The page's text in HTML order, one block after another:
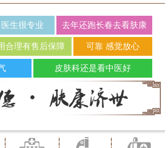
医生很专业 去年还跑长春去看肤康
合理有售后保障 可靠 感觉放心
皮肤科还是看中医好